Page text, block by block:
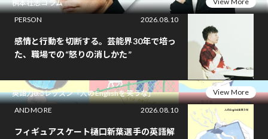
桝本壮志コラム
PERSON
2026.08.10
感情と行動を切断する。芸能界30年で培っ
た、職場での“怒りの消しかた”
英語力0.5レッスン「人のEnglishを笑うな」
View More
AND MORE
2026.08.10
フィギュアスケート樋口新葉選手の英語解